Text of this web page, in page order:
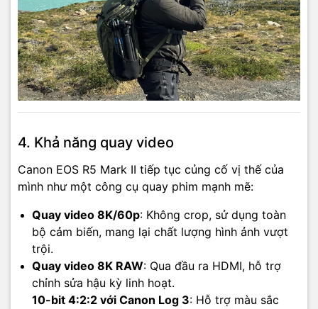
4. Khả năng quay video
Canon EOS R5 Mark II tiếp tục củng cố vị thế của
mình như một công cụ quay phim mạnh mẽ:
Quay video 8K/60p: Không crop, sử dụng toàn
bộ cảm biến, mang lại chất lượng hình ảnh vượt
trội.
Quay video 8K RAW: Qua đầu ra HDMI, hỗ trợ
chỉnh sửa hậu kỳ linh hoạt.
10-bit 4:2:2 với Canon Log 3: Hỗ trợ màu sắc